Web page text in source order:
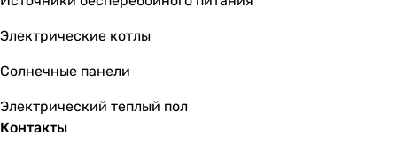
Электрические котлы
Солнечные панели
Электрический теплый пол
Контакты